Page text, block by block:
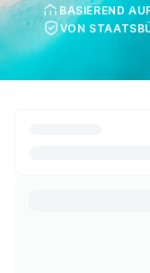
BASIEREND
VON